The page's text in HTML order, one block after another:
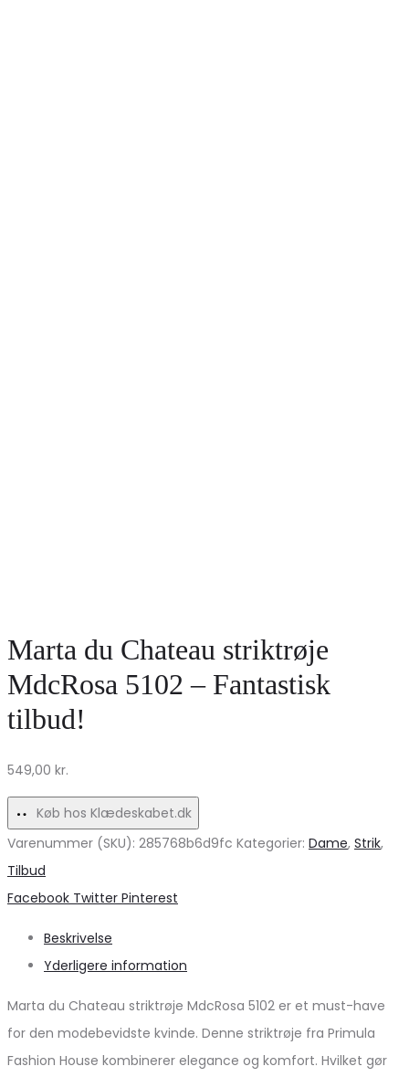
Marta du Chateau striktrøje
MdcRosa 5102 – Fantastisk
tilbud!
549,00 kr.
Køb hos Klædeskabet.dk
Varenummer (SKU): 285768b6d9fc Kategorier: Dame, Strik,
Tilbud
Share
Facebook Twitter Pinterest
Beskrivelse
Yderligere information
Marta du Chateau striktrøje MdcRosa 5102 er et must-have
for den modebevidste kvinde. Denne striktrøje fra Primula
Fashion House kombinerer elegance og komfort. Hvilket gør